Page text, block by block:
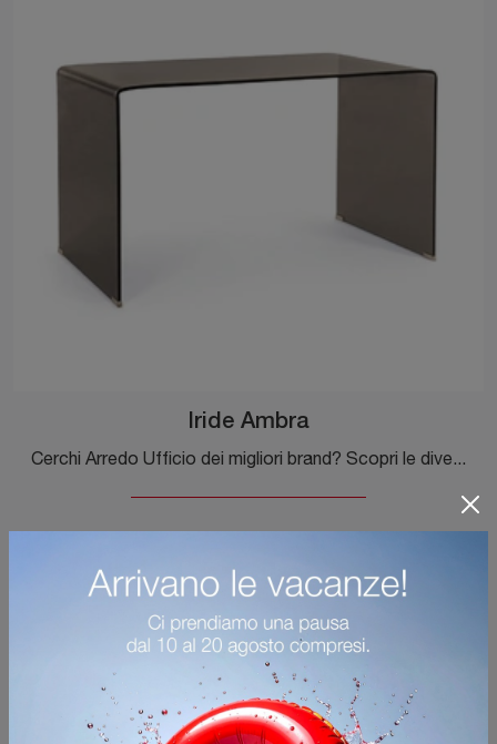
Iride Ambra
Cerchi Arredo Ufficio dei migliori brand? Scopri le diverse proposte di scrivanie direzionali in vetro, come il modello Iride Ambra di Bizzotto.